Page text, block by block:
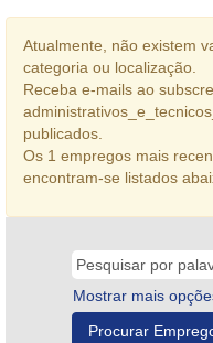
Atualmente, não existem
categoria ou localização.
Receba e-mails ao
publicados.
Os 1 empregos mais
encontram-se listados
Mostrar mais